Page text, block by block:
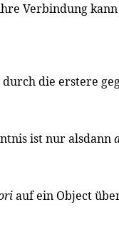
Verbindung kann
die erstere
ist nur alsdann
auf ein Object